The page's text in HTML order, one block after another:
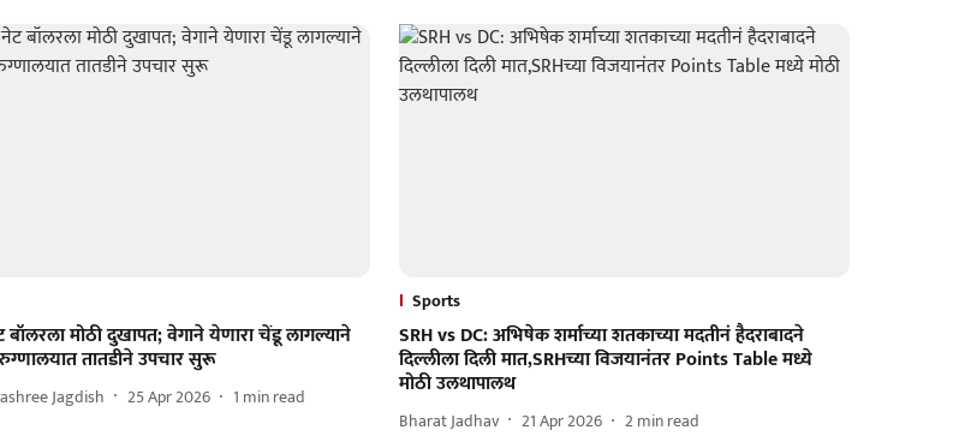
बॉलरला मोठी दुखापत; वेगाने येणारा चेंडू लागल्याने
तातडीने उपचार सुरू
Jagdish 25 Apr 2026 1 min read
Sports
SRH vs DC: अभिषेक शर्माच्या शतकाच्या मदतीनं हैदराबादने
दिल्लीला दिली मात,SRHच्या विजयानंतर Points Table मध्ये
मोठी उलथापालथ
Bharat Jadhav 21 Apr 2026 2min read